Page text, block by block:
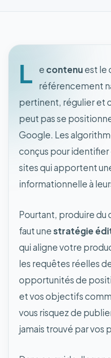
L e contenuest le
référencement
pertinent, régulier et
peut pas se
Google. Les
conçus pour
sites qui apportent
informationnelle à
Pourtant, produire du
faut unestratégie
qui aligne votre
les requêtes réelles
opportunités de
et vos objectifs
vous risquez de
jamais trouvé par vos